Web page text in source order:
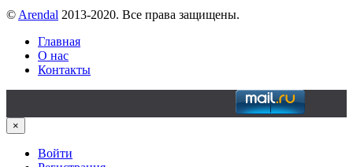
© Arendal 2013-2020. Все права защищены.
Главная
О нас
Контакты
×
Войти